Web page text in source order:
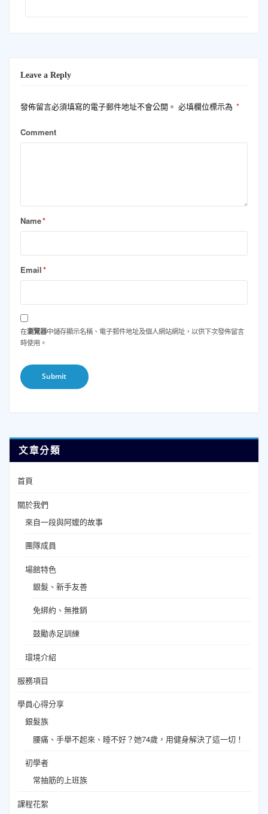
Leave a Reply
發佈留言必須填寫的電子郵件地址不會公開。 必填欄位標示為 *
Comment
Name*
Email*
在瀏覽器中儲存顯示名稱、電子郵件地址及個人網站網址，以供下次發佈留言
時使用。
文章分類
首頁
關於我們
來自一段與阿嬤的故事
團隊成員
場館特色
銀髮、新手友善
免綁約、無推銷
鼓勵赤足訓練
環境介紹
服務項目
學員心得分享
銀髮族
腰痛、手舉不起來、睡不好？她74歲，用健身解決了這一切！
初學者
常抽筋的上班族
課程花絮